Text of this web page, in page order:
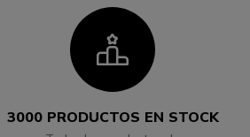
Icon
3000 PRODUCTOS EN STOCK